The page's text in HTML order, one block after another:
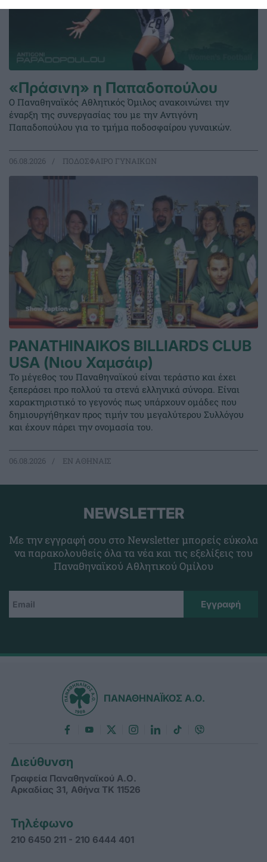
«Πράσινη» η Παπαδοπούλου
Ο Παναθηναϊκός Αθλητικός Όμιλος ανακοινώνει την
έναρξη της συνεργασίας του με την Αντιγόνη
Παπαδοπούλου για το τμήμα ποδοσφαίρου γυναικών.
06.08.2026 ΠΟΔΟΣΦΑΙΡΟ ΓΥΝΑΙΚΩΝ
PANATHINAIKOS BILLIARDS CLUB
USA (Νιου Χαμσάιρ)
Το μέγεθος του Παναθηναϊκού είναι τεράστιο και έχει
ξεπεράσει προ πολλού τα στενά ελληνικά σύνορα. Είναι
χαρακτηριστικό το γεγονός πως υπάρχουν ομάδες που
δημιουργήθηκαν προς τιμήν του μεγαλύτερου Συλλόγου
και έχουν πάρει την ονομασία του.
06.08.2026 EΝ ΑΘΗΝΑΙΣ
NEWSLETTER
Με την εγγραφή σου στο Newsletter μπορείς εύκολα
να παρακολουθείς όλα τα νέα και τις εξελίξεις του
Παναθηναϊκού Αθλητικού Ομίλου
ΠΑΝΑΘΗΝΑΪΚΟΣ Α.Ο.
Διεύθυνση
Γραφεία Παναθηναϊκού Α.Ο.
Αρκαδίας 31, Αθήνα ΤΚ 11526
Τηλέφωνο
210 6450 211 - 210 6444 401